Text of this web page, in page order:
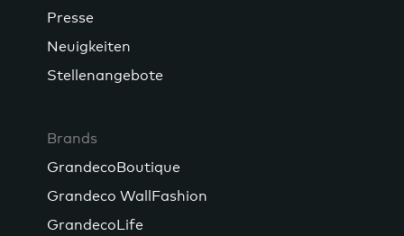
Presse
Neuigkeiten
Stellenangebote
Brands
GrandecoBoutique
Grandeco WallFashion
GrandecoLife